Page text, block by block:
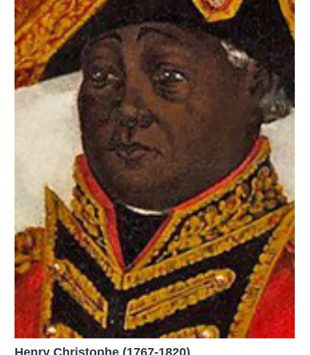
Henry Christophe (1767-1820)